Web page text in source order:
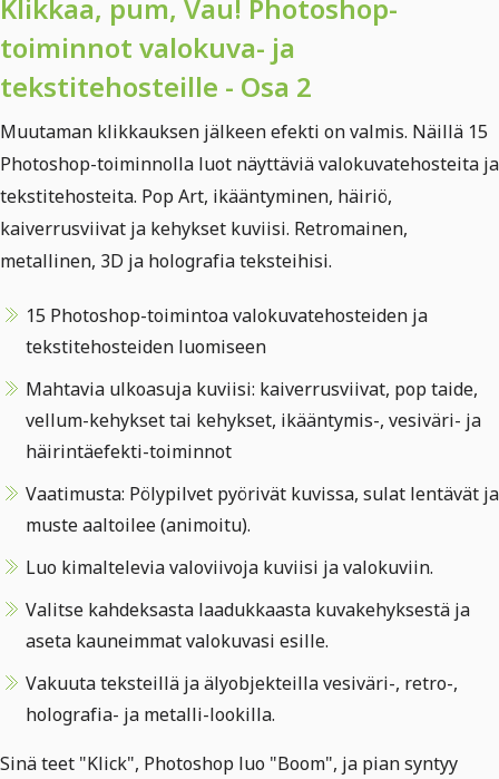
Klikkaa, pum, Vau! Photoshop-
toiminnot valokuva- ja
tekstitehosteille - Osa 2
Muutaman klikkauksen jälkeen efekti on valmis. Näillä 15
Photoshop-toiminnolla luot näyttäviä valokuvatehosteita ja
tekstitehosteita. Pop Art, ikääntyminen, häiriö,
kaiverrusviivat ja kehykset kuviisi. Retromainen,
metallinen, 3D ja holografia teksteihisi.
15 Photoshop-toimintoa valokuvatehosteiden ja
tekstitehosteiden luomiseen
Mahtavia ulkoasuja kuviisi: kaiverrusviivat, pop taide,
vellum-kehykset tai kehykset, ikääntymis-, vesiväri- ja
häirintäefekti-toiminnot
Vaatimusta: Pölypilvet pyörivät kuvissa, sulat lentävät ja
muste aaltoilee (animoitu).
Luo kimaltelevia valoviivoja kuviisi ja valokuviin.
Valitse kahdeksasta laadukkaasta kuvakehyksestä ja
aseta kauneimmat valokuvasi esille.
Vakuuta teksteillä ja älyobjekteilla vesiväri-, retro-,
holografia- ja metalli-lookilla.
Sinä teet "Klick", Photoshop luo "Boom", ja pian syntyy